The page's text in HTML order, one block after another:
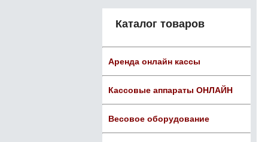
Каталог товаров
Аренда онлайн кассы
Кассовые аппараты ОНЛАЙН
Весовое оборудование